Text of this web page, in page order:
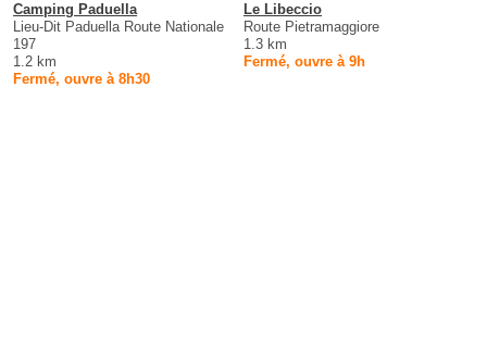
Camping Paduella
Lieu-Dit Paduella Route Nationale
197
1.2 km
Fermé, ouvre à 8h30
Le Libeccio
Route Pietramaggiore
1.3 km
Fermé, ouvre à 9h